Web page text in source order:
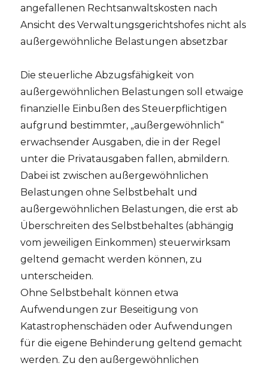
angefallenen Rechtsanwaltskosten nach
Ansicht des Verwaltungsgerichtshofes nicht als
außergewöhnliche Belastungen absetzbar
Die steuerliche Abzugsfähigkeit von
außergewöhnlichen Belastungen soll etwaige
finanzielle Einbußen des Steuerpflichtigen
aufgrund bestimmter, „außergewöhnlich“
erwachsender Ausgaben, die in der Regel
unter die Privatausgaben fallen, abmildern.
Dabei ist zwischen außergewöhnlichen
Belastungen ohne Selbstbehalt und
außergewöhnlichen Belastungen, die erst ab
Überschreiten des Selbstbehaltes (abhängig
vom jeweiligen Einkommen) steuerwirksam
geltend gemacht werden können, zu
unterscheiden.
Ohne Selbstbehalt können etwa
Aufwendungen zur Beseitigung von
Katastrophenschäden oder Aufwendungen
für die eigene Behinderung geltend gemacht
werden. Zu den außergewöhnlichen